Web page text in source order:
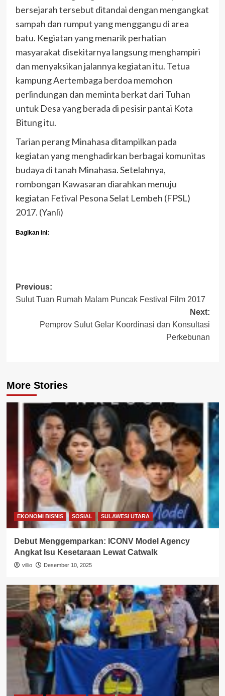
bersejarah tersebut ditandai dengan mengangkat
sampah dan rumput yang menggangu di area
batu. Kegiatan yang menarik perhatian
masyarakat disekitarnya langsung menghampiri
dan menyaksikan jalannya kegiatan itu. Tetua
kampung Aertembaga berdoa memohon
perlindungan dan meminta berkat dari Tuhan
untuk Desa yang berada di pesisir pantai Kota
Bitung itu.
Tarian perang Minahasa ditampilkan pada
kegiatan yang menghadirkan berbagai komunitas
budaya di tanah Minahasa. Setelahnya,
rombongan Kawasaran diarahkan menuju
kegiatan Fetival Pesona Selat Lembeh (FPSL)
2017. (Yanli)
Bagikan ini:
Post
navigation
Previous:
Sulut Tuan Rumah Malam Puncak Festival Film 2017
Next:
Pemprov Sulut Gelar Koordinasi dan Konsultasi
Perkebunan
More Stories
EKONOMI BISNIS SOSIAL SULAWESI UTARA
Debut Menggemparkan: ICONV Model Agency
Angkat Isu Kesetaraan Lewat Catwalk
villio Desember 10, 2025